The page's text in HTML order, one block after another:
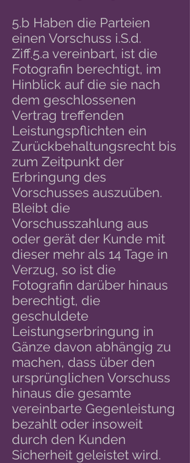
5.b Haben die Parteien
einen Vorschuss i.S.d.
Ziff.5.a vereinbart, ist die
Fotografin berechtigt, im
Hinblick auf die sie nach
dem geschlossenen
Vertrag treffenden
Leistungspflichten ein
Zurückbehaltungsrecht bis
zum Zeitpunkt der
Erbringung des
Vorschusses auszuüben.
Bleibt die
Vorschusszahlung aus
oder gerät der Kunde mit
dieser mehr als 14 Tage in
Verzug, so ist die
Fotografin darüber hinaus
berechtigt, die
geschuldete
Leistungserbringung in
Gänze davon abhängig zu
machen, dass über den
ursprünglichen Vorschuss
hinaus die gesamte
vereinbarte Gegenleistung
bezahlt oder insoweit
durch den Kunden
Sicherheit geleistet wird.